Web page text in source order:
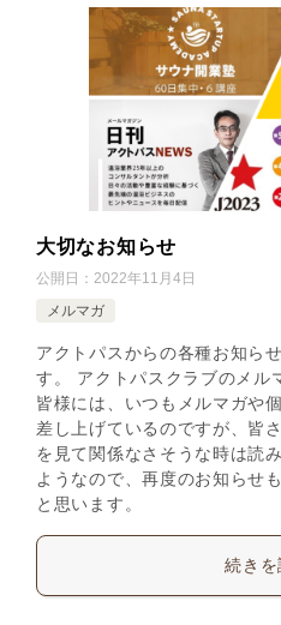
大切なお知らせ
公開日： 2022年11月4日
メルマガ
アクトパスからの各種お知ら
す。 アクトパスクラブのメル
皆様には、いつもメルマガや
差し上げているのですが、皆
を見て関係なさそうな時は読
ようなので、再度のお知らせ
と思います。
続きを